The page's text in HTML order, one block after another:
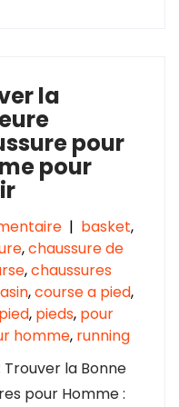
la
pour
pour
| basket,
,chaussure de
,chaussures
,course a pied,
pied, pieds, pour
homme, running
la Bonne
pour Homme :